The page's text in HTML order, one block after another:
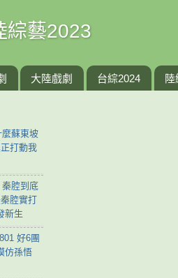
綜藝2023
大陸戲劇 台綜2024 陸
麼蘇東坡
打動我
秦腔到底
腔實打
新生
好6團
仿孫悟